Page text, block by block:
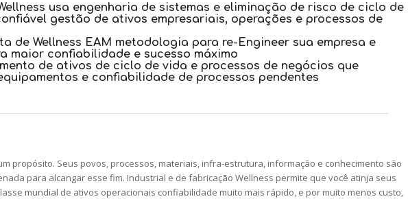
usa engenharia de sistemas e eliminação de risco de ciclo de
gestão de ativos empresariais, operações e processos de
de Wellness EAM metodologia para re-Engineer sua empresa e
maior confiabilidade e sucesso máximo
de ativos de ciclo de vida e processos de negócios que
e confiabilidade de processos pendentes
propósito. Seus povos, processos, materiais, infra-estrutura, informação e conhecimento são
para alcangar esse fim. Industrial e de fabricação Wellness permite que você atinja seus
mundial de ativos operacionais confiabilidade muito mais rápido, e por muito menos custo,